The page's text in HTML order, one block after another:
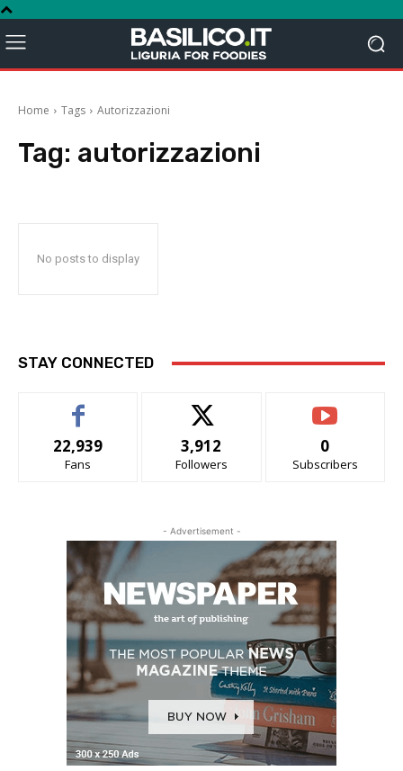
Home Tags Autorizzazioni
Tag: autorizzazioni
No posts to display
STAY CONNECTED
22,939
Fans
3,912
Followers
0
Subscribers
- Advertisement -